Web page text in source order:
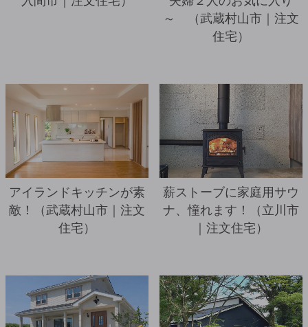
～ （武蔵村山市｜注文
住宅）
アイランドキッチンが素
敵！（武蔵村山市｜注文
住宅）
薪ストーブに家庭用サウ
ナ、憧れます！（立川市
｜注文住宅）
詳細を見る
詳細を見る